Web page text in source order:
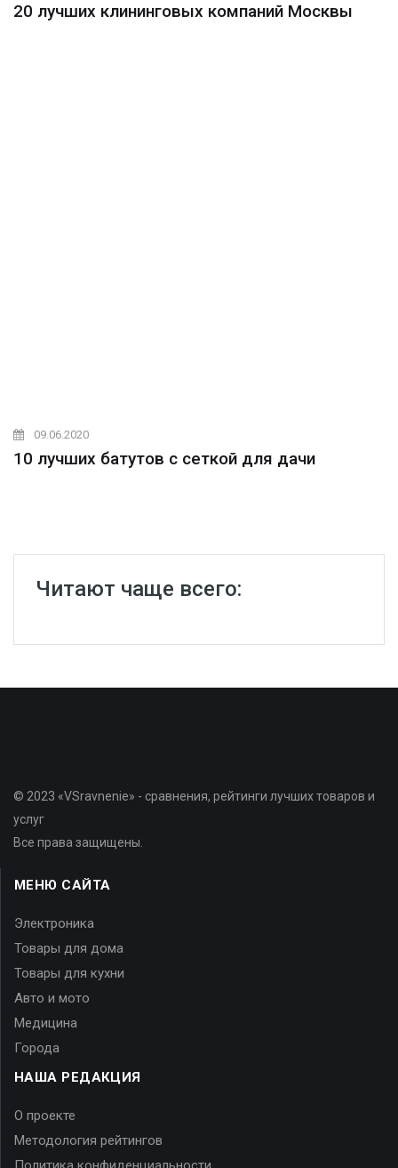
20 лучших клининговых компаний Москвы
09.06.2020
10 лучших батутов с сеткой для дачи
Читают чаще всего:
© 2023 «VSravnenie» - сравнения, рейтинги лучших товаров и
услуг
Все права защищены.
МЕНЮ САЙТА
Электроника
Товары для дома
Товары для кухни
Авто и мото
Медицина
Города
НАША РЕДАКЦИЯ
О проекте
Методология рейтингов